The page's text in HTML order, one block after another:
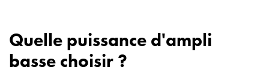
Quelle puissance d'ampli
basse choisir ?